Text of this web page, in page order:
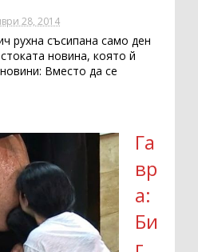
28, 2014
рухна съсипана само ден
новина, която й
Вместо да се
Га
вр
а:
Би